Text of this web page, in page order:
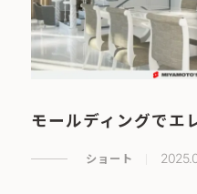
モールディングでエ
ショート